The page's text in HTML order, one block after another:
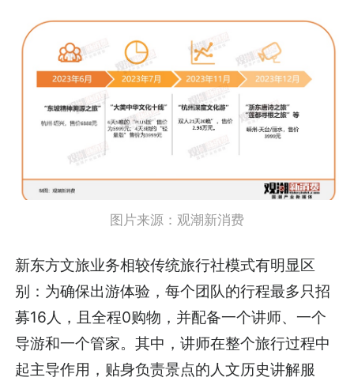
图片来源：观潮新消费
新东方文旅业务相较传统旅行社模式有明显区
别：为确保出游体验，每个团队的行程最多只招
募16人，且全程0购物，并配备一个讲师、一个
导游和一个管家。其中，讲师在整个旅行过程中
起主导作用，贴身负责景点的人文历史讲解服